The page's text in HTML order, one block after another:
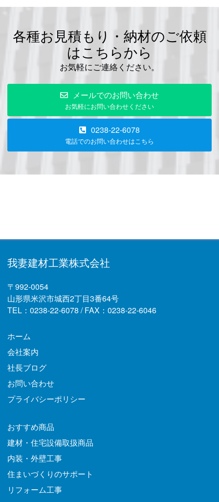
各種お見積もり・納材のご依頼
はこちらから
お気軽にご連絡ください。
メールでのお問い合わせ
お気軽にお問い合わせください
0238-22-6078
電話でのお問い合わせはこちら
我妻建材工業株式会社
〒992-0054
山形県米沢市城西2丁目3番64号
TEL：0238-22-6078 / FAX：0238-22-6046
ホーム
会社案内
社長ブログ
お問い合わせ
プライバシーポリシー
おすすめ商品
建材・住宅設備取扱商品
内装・外壁工事
住まいづくりのサポート
リフォーム工事